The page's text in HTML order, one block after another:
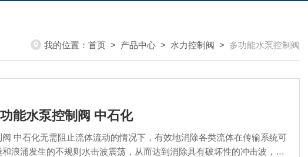
我的位置： 首页 > 产品中心 > 水力控制阀 > 多功能水泵控制阀
能水泵控制阀 中石化
中石化无需阻止流体流动的情况下，有效地消除各类流体在传输系统可
浪涌发生的不规则水击波震荡，从而达到消除具有破坏性的冲击波，起